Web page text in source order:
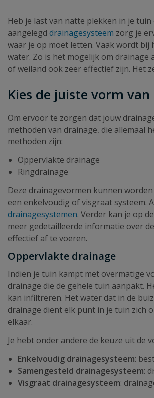
Heb je last van natte plekken in je
aangelegd drainagesysteem zorg je
waar je op moet letten. Vaak wordt
water. Zo is het mogelijk om
of weiland ook zeer effectief zijn. Het
Kies de juiste vorm
Om ervoor te zorgen dat jouw
methoden van drainage, die allemaal
methoden zijn:
Oppervlakte drainage
Ringdrainage
Deze drainagevormen kunnen
een enkelvoudig of visgraat systeem.
drainagesystemen. Verder kan je op
meer gedetailleerde informatie over
effectief af te voeren.
Oppervlakte drainage
Indien je tuin kampt met overmatige
drainage die de gehele tuin aanpakt.
kan infiltreren. Het water dat in de
drainage dient elk punt in je tuin zich
elkaar.
Je hebt onder andere de keuze uit de
Enkelvoudig drainagesysteem:
Samengesteld drainagesysteem:
Visgraat drainagesysteem: